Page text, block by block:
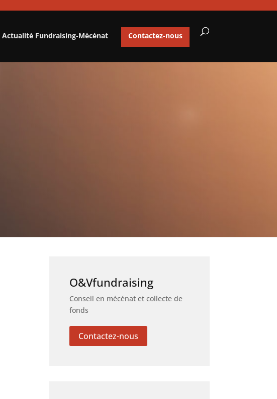
Actualité Fundraising-Mécénat Contactez-nous
O&Vfundraising
Conseil en mécénat et collecte de
fonds
Contactez-nous